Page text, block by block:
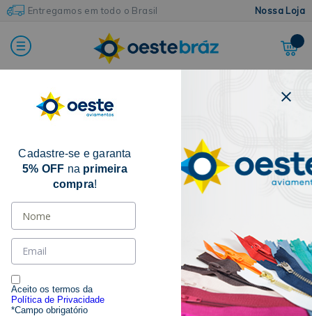
Entregamos em todo o Brasil Nossa Loja
Home
Cadastre-se e garanta
5% OFF na primeira
compra!
Aceito os termos da
Política de Privacidade
*Campo obrigatório